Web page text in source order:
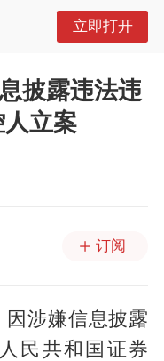
立即打开
披露违法违
立案
订阅
涉嫌信息披露
民共和国证券